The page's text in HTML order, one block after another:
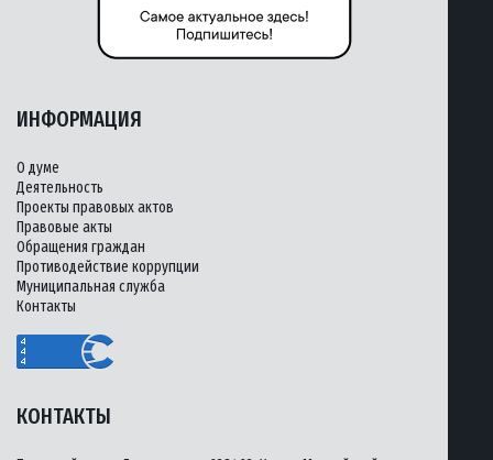
КОНТАКТЫ
ИНФОРМАЦИЯ
О думе
Деятельность
Проекты правовых актов
Правовые акты
Обращения граждан
Противодействие коррупции
Муниципальная служба
Контакты